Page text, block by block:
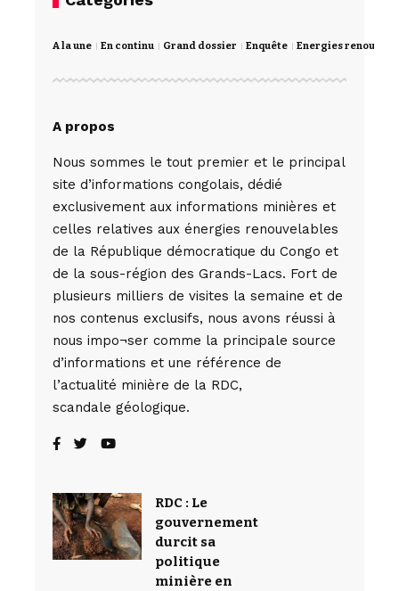
A la une En continu Grand dossier Enquête Energies
A propos
Nous sommes le tout premier et le principal
site d’informations congolais, dédié
exclusivement aux informations minières et
celles relatives aux énergies renouvelables
de la République démocratique du Congo et
de la sous-région des Grands-Lacs. Fort de
plusieurs milliers de visites la semaine et de
nos contenus exclusifs, nous avons réussi à
nous impo¬ser comme la principale source
d’informations et une référence de
l’actualité minière de la RDC,
scandale géologique.
RDC : Le
gouvernement
durcit sa
politique
minière en